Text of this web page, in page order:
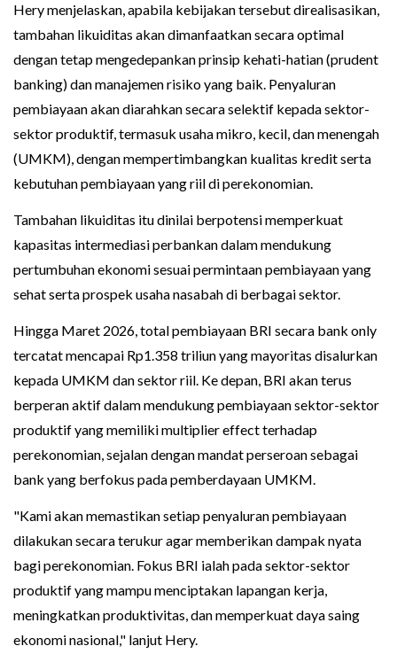
Hery menjelaskan, apabila kebijakan tersebut direalisasikan,
tambahan likuiditas akan dimanfaatkan secara optimal
dengan tetap mengedepankan prinsip kehati-hatian (prudent
banking) dan manajemen risiko yang baik. Penyaluran
pembiayaan akan diarahkan secara selektif kepada sektor-
sektor produktif, termasuk usaha mikro, kecil, dan menengah
(UMKM), dengan mempertimbangkan kualitas kredit serta
kebutuhan pembiayaan yang riil di perekonomian.
Tambahan likuiditas itu dinilai berpotensi memperkuat
kapasitas intermediasi perbankan dalam mendukung
pertumbuhan ekonomi sesuai permintaan pembiayaan yang
sehat serta prospek usaha nasabah di berbagai sektor.
Hingga Maret 2026, total pembiayaan BRI secara bank only
tercatat mencapai Rp1.358 triliun yang mayoritas disalurkan
kepada UMKM dan sektor riil. Ke depan, BRI akan terus
berperan aktif dalam mendukung pembiayaan sektor-sektor
produktif yang memiliki multiplier effect terhadap
perekonomian, sejalan dengan mandat perseroan sebagai
bank yang berfokus pada pemberdayaan UMKM.
"Kami akan memastikan setiap penyaluran pembiayaan
dilakukan secara terukur agar memberikan dampak nyata
bagi perekonomian. Fokus BRI ialah pada sektor-sektor
produktif yang mampu menciptakan lapangan kerja,
meningkatkan produktivitas, dan memperkuat daya saing
ekonomi nasional," lanjut Hery.